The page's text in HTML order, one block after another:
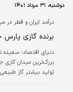
دوشنبه، ۳۱ مرداد ۱۴۰۱
درآمد ایران و قطر
برنده گازی پارس
دنیای اقتصاد-
بزرگ‌ترین میدان گازی
تولید بیشتر گاز